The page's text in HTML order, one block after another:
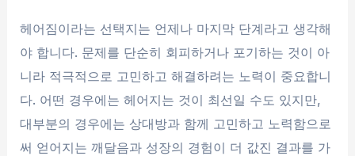
헤어짐이라는 선택지는 언제나 마지막 단계라고 생각해
야 합니다. 문제를 단순히 회피하거나 포기하는 것이 아
니라 적극적으로 고민하고 해결하려는 노력이 중요합니
다. 어떤 경우에는 헤어지는 것이 최선일 수도 있지만,
대부분의 경우에는 상대방과 함께 고민하고 노력함으로
써 얻어지는 깨달음과 성장의 경험이 더 값진 결과를 가